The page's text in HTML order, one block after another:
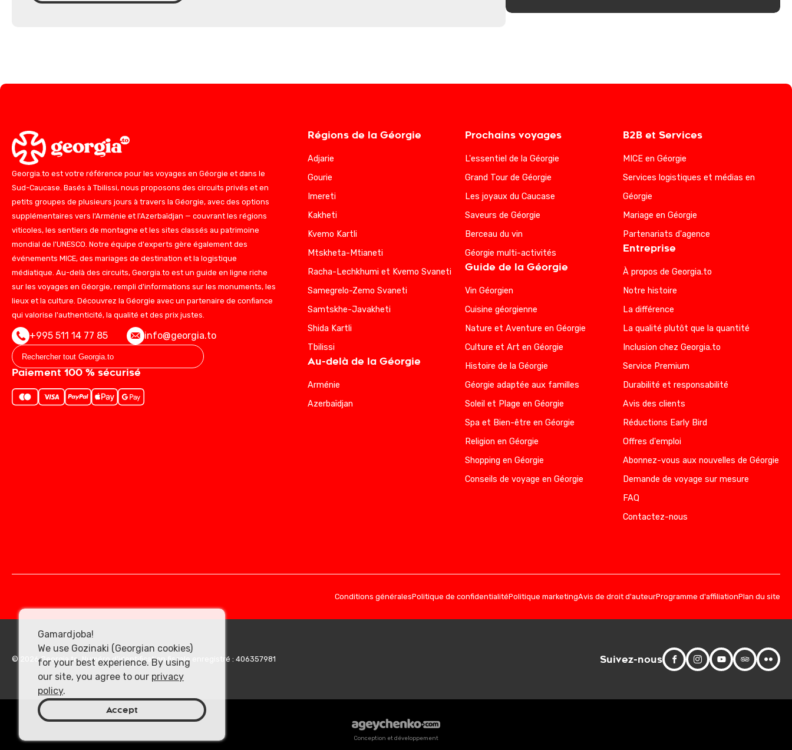
Georgia.to est votre référence pour les voyages en Géorgie et dans le
Sud-Caucase. Basés à Tbilissi, nous proposons des circuits privés et en
petits groupes de plusieurs jours à travers la Géorgie, avec des options
supplémentaires vers l'Arménie et l'Azerbaïdjan — couvrant les régions
viticoles, les sentiers de montagne et les sites classés au patrimoine
mondial de l'UNESCO. Notre équipe d'experts gère également des
événements MICE, des mariages de destination et la logistique
médiatique. Au-delà des circuits, Georgia.to est un guide en ligne riche
sur les voyages en Géorgie, rempli d'informations sur les monuments, les
lieux et la culture. Découvrez la Géorgie avec un partenaire de confiance
qui valorise l'authenticité, la qualité et des prix justes.
+995 511 14 77 85 info@georgia.to
Paiement 100 % sécurisé
Régions de la Géorgie
Adjarie
Gourie
Imereti
Kakheti
Kvemo Kartli
Mtskheta-Mtianeti
Racha-Lechkhumi et Kvemo Svaneti
Samegrelo-Zemo Svaneti
Samtskhe-Javakheti
Shida Kartli
Tbilissi
Au-delà de la Géorgie
Arménie
Azerbaïdjan
Prochains voyages
L'essentiel de la Géorgie
Grand Tour de Géorgie
Les joyaux du Caucase
Saveurs de Géorgie
Berceau du vin
Géorgie multi-activités
Guide de la Géorgie
Vin Géorgien
Cuisine géorgienne
Nature et Aventure en Géorgie
Culture et Art en Géorgie
Histoire de la Géorgie
Géorgie adaptée aux familles
Soleil et Plage en Géorgie
Spa et Bien-être en Géorgie
Religion en Géorgie
Shopping en Géorgie
Conseils de voyage en Géorgie
B2B et Services
MICE en Géorgie
Services logistiques et médias en
Géorgie
Mariage en Géorgie
Partenariats d'agence
Entreprise
À propos de Georgia.to
Notre histoire
La différence
La qualité plutôt que la quantité
Inclusion chez Georgia.to
Service Premium
Durabilité et responsabilité
Avis des clients
Réductions Early Bird
Offres d'emploi
Abonnez-vous aux nouvelles de Géorgie
Demande de voyage sur mesure
FAQ
Contactez-nous
Conditions généralesPolitique de confidentialitéPolitique marketingAvis de droit d'auteurProgramme d'affiliationPlan du site
© 2026 Georgia.to. Numéro d'identification fiscale enregistré : 406357981 Suivez-nous
Conception et développement
Gamardjoba!
We use Gozinaki (Georgian cookies)
for your best experience. By using
our site, you agree to our privacy
policy.
Accept